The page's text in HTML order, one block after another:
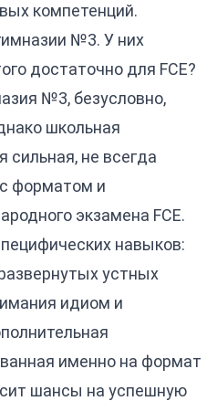
компетенций.
№3. У них
достаточно для FCE?
№3, безусловно,
школьная
не всегда
форматом и
экзамена FCE.
навыков:
устных
идиом и
именно на формат
шансы на успешную